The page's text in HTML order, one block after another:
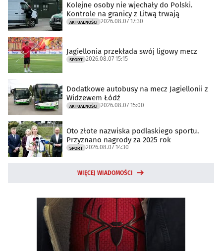
Kolejne osoby nie wjechały do Polski.
Kontrole na granicy z Litwą trwają
AKTUALNOŚCI 2026.08.07 17:30
Jagiellonia przekłada swój ligowy mecz
SPORT 2026.08.07 15:15
Dodatkowe autobusy na mecz Jagiellonii z
Widzewem Łódź
AKTUALNOŚCI 2026.08.07 15:00
Oto złote nazwiska podlaskiego sportu.
Przyznano nagrody za 2025 rok
SPORT 2026.08.07 14:30
WIĘCEJ WIADOMOŚCI